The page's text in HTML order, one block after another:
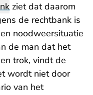
ziet dat daarom
de rechtbank is
noodweersituatie
de man dat het
trok, vindt de
wordt niet door
van het